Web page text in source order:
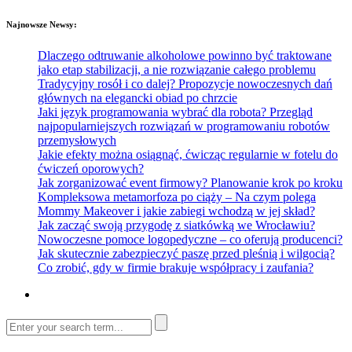
Najnowsze Newsy:
Dlaczego odtruwanie alkoholowe powinno być traktowane
jako etap stabilizacji, a nie rozwiązanie całego problemu
Tradycyjny rosół i co dalej? Propozycje nowoczesnych dań
głównych na elegancki obiad po chrzcie
Jaki język programowania wybrać dla robota? Przegląd
najpopularniejszych rozwiązań w programowaniu robotów
przemysłowych
Jakie efekty można osiągnąć, ćwicząc regularnie w fotelu do
ćwiczeń oporowych?
Jak zorganizować event firmowy? Planowanie krok po kroku
Kompleksowa metamorfoza po ciąży – Na czym polega
Mommy Makeover i jakie zabiegi wchodzą w jej skład?
Jak zacząć swoją przygodę z siatkówką we Wrocławiu?
Nowoczesne pomoce logopedyczne – co oferują producenci?
Jak skutecznie zabezpieczyć paszę przed pleśnią i wilgocią?
Co zrobić, gdy w firmie brakuje współpracy i zaufania?